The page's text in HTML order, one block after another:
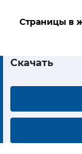
Страницы в
Скачать